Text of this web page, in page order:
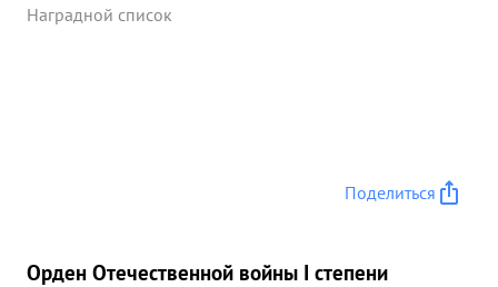
Наградной список
Поделиться
Орден Отечественной войны I степени